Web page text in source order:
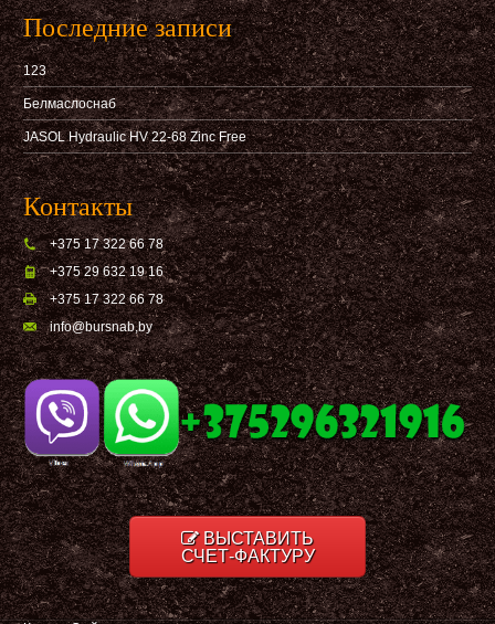
Последние записи
123
Белмаслоснаб
JASOL Hydraulic HV 22-68 Zinc Free
Контакты
+375 17 322 66 78
+375 29 632 19 16
+375 17 322 66 78
info@bursnab,by
ВЫСТАВИТЬ
СЧЕТ-ФАКТУРУ